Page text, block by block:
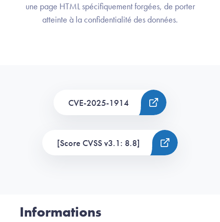
une page HTML spécifiquement forgées, de porter
atteinte à la confidentialité des données.
CVE-2025-1914
[Score CVSS v3.1: 8.8]
Informations